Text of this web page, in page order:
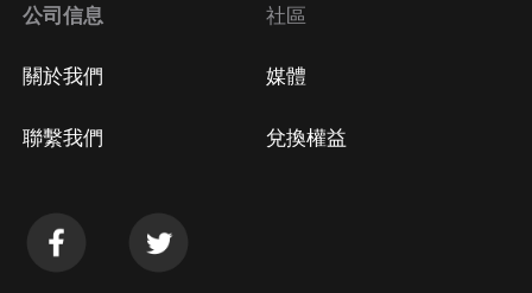
公司信息
關於我們
聯繫我們
社區
媒體
兌換權益